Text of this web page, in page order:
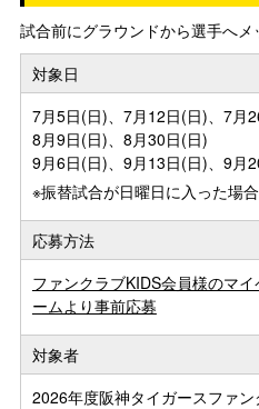
試合前にグラウンドから選手へ
対象日
7月5日(日)、7月12日(日)、7月
8月9日(日)、8月30日(日)
9月6日(日)、9月13日(日)、9月
※振替試合が日曜日に入った場
応募方法
ファンクラブKIDS会員様のマ
ームより事前応募
対象者
2026年度阪神タイガースファン